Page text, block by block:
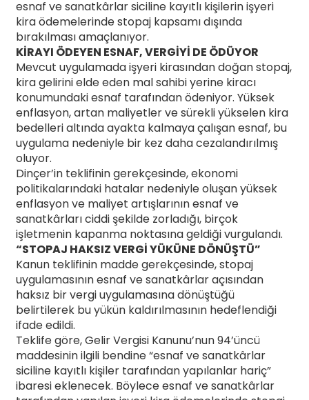
esnaf ve sanatkârlar siciline kayıtlı kişilerin işyeri
kira ödemelerinde stopaj kapsamı dışında
bırakılması amaçlanıyor.
KİRAYI ÖDEYEN ESNAF, VERGİYİ DE ÖDÜYOR
Mevcut uygulamada işyeri kirasından doğan stopaj,
kira gelirini elde eden mal sahibi yerine kiracı
konumundaki esnaf tarafından ödeniyor. Yüksek
enflasyon, artan maliyetler ve sürekli yükselen kira
bedelleri altında ayakta kalmaya çalışan esnaf, bu
uygulama nedeniyle bir kez daha cezalandırılmış
oluyor.
Dinçer’in teklifinin gerekçesinde, ekonomi
politikalarındaki hatalar nedeniyle oluşan yüksek
enflasyon ve maliyet artışlarının esnaf ve
sanatkârları ciddi şekilde zorladığı, birçok
işletmenin kapanma noktasına geldiği vurgulandı.
“STOPAJ HAKSIZ VERGİ YÜKÜNE DÖNÜŞTÜ”
Kanun teklifinin madde gerekçesinde, stopaj
uygulamasının esnaf ve sanatkârlar açısından
haksız bir vergi uygulamasına dönüştüğü
belirtilerek bu yükün kaldırılmasının hedeflendiği
ifade edildi.
Teklife göre, Gelir Vergisi Kanunu’nun 94’üncü
maddesinin ilgili bendine “esnaf ve sanatkârlar
siciline kayıtlı kişiler tarafından yapılanlar hariç”
ibaresi eklenecek. Böylece esnaf ve sanatkârlar